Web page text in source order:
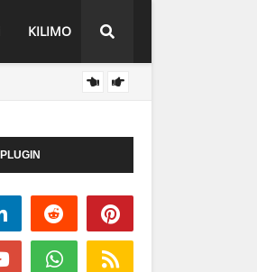
KILIMO